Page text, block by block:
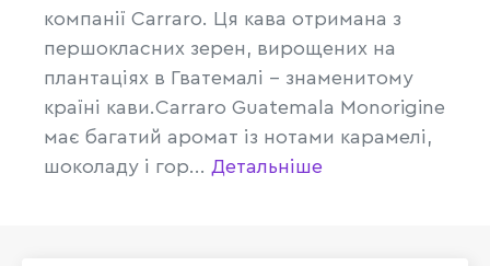
компанії Carraro. Ця кава отримана з
першокласних зерен, вирощених на
плантаціях в Гватемалі - знаменитому
країні кави.Carraro Guatemala Monorigine
має багатий аромат із нотами карамелі,
шоколаду і гор... Детальніше